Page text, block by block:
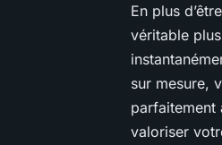
En plus
véritable
sur mesure,
parfaitement
valoriser